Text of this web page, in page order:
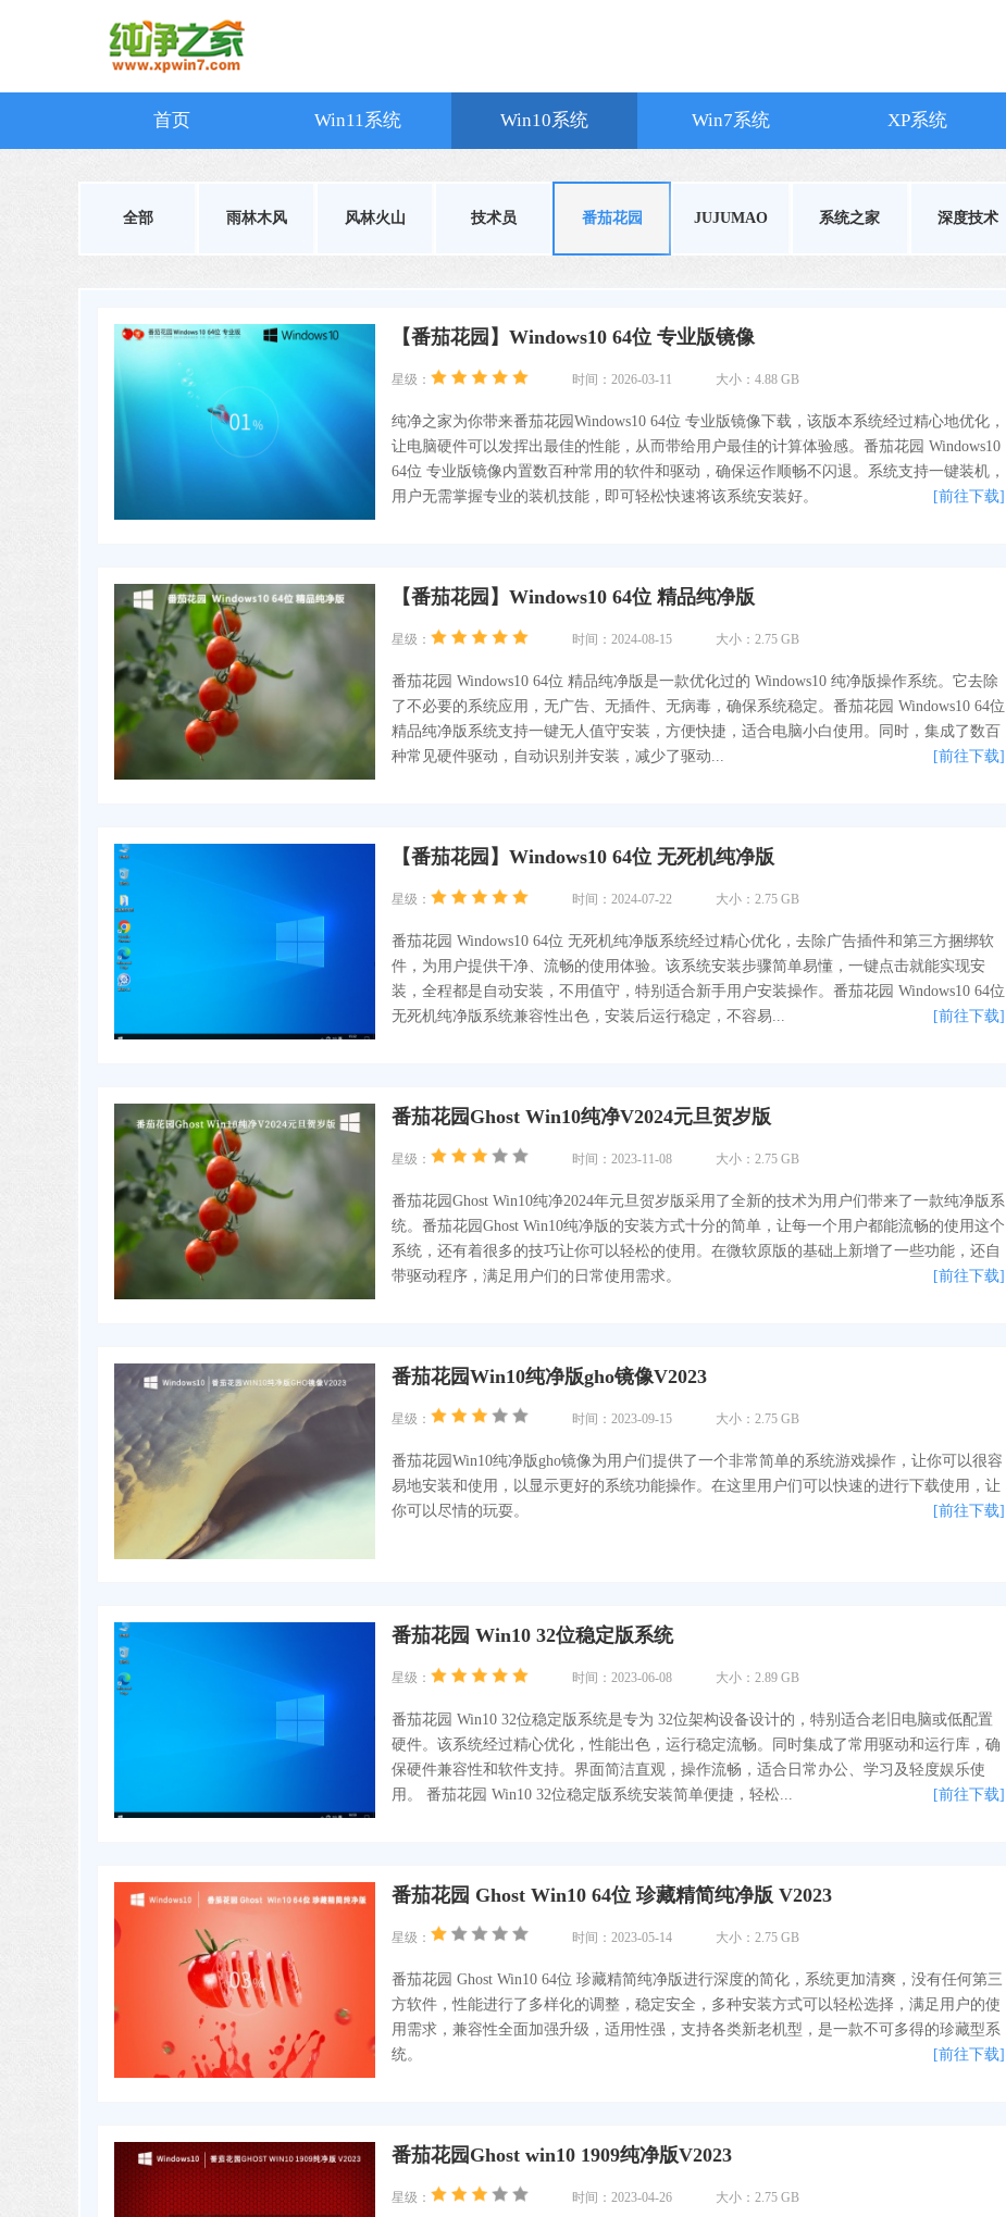
首页 Win11系统 Win10系统 Win7系统 XP系统
全部 雨林木风 风林火山 技术员 番茄花园 JUJUMAO 系统之家 深度技术
【番茄花园】Windows10 64位 专业版镜像
星级： 时间：2026-03-11 大小：4.88 GB
纯净之家为你带来番茄花园Windows10 64位 专业版镜像下载，该版本系统经过精心地优化，
让电脑硬件可以发挥出最佳的性能，从而带给用户最佳的计算体验感。番茄花园 Windows10
64位 专业版镜像内置数百种常用的软件和驱动，确保运作顺畅不闪退。系统支持一键装机，
用户无需掌握专业的装机技能，即可轻松快速将该系统安装好。
[前往下载]
【番茄花园】Windows10 64位 精品纯净版
星级： 时间：2024-08-15 大小：2.75 GB
番茄花园 Windows10 64位 精品纯净版是一款优化过的 Windows10 纯净版操作系统。它去除
了不必要的系统应用，无广告、无插件、无病毒，确保系统稳定。番茄花园 Windows10 64位
精品纯净版系统支持一键无人值守安装，方便快捷，适合电脑小白使用。同时，集成了数百
种常见硬件驱动，自动识别并安装，减少了驱动...
[前往下载]
【番茄花园】Windows10 64位 无死机纯净版
星级： 时间：2024-07-22 大小：2.75 GB
番茄花园 Windows10 64位 无死机纯净版系统经过精心优化，去除广告插件和第三方捆绑软
件，为用户提供干净、流畅的使用体验。该系统安装步骤简单易懂，一键点击就能实现安
装，全程都是自动安装，不用值守，特别适合新手用户安装操作。番茄花园 Windows10 64位
无死机纯净版系统兼容性出色，安装后运行稳定，不容易...
[前往下载]
番茄花园Ghost Win10纯净V2024元旦贺岁版
星级： 时间：2023-11-08 大小：2.75 GB
番茄花园Ghost Win10纯净2024年元旦贺岁版采用了全新的技术为用户们带来了一款纯净版系
统。番茄花园Ghost Win10纯净版的安装方式十分的简单，让每一个用户都能流畅的使用这个
系统，还有着很多的技巧让你可以轻松的使用。在微软原版的基础上新增了一些功能，还自
带驱动程序，满足用户们的日常使用需求。
[前往下载]
番茄花园Win10纯净版gho镜像V2023
星级： 时间：2023-09-15 大小：2.75 GB
番茄花园Win10纯净版gho镜像为用户们提供了一个非常简单的系统游戏操作，让你可以很容
易地安装和使用，以显示更好的系统功能操作。在这里用户们可以快速的进行下载使用，让
你可以尽情的玩耍。
[前往下载]
番茄花园 Win10 32位稳定版系统
星级： 时间：2023-06-08 大小：2.89 GB
番茄花园 Win10 32位稳定版系统是专为 32位架构设备设计的，特别适合老旧电脑或低配置
硬件。该系统经过精心优化，性能出色，运行稳定流畅。同时集成了常用驱动和运行库，确
保硬件兼容性和软件支持。界面简洁直观，操作流畅，适合日常办公、学习及轻度娱乐使
用。 番茄花园 Win10 32位稳定版系统安装简单便捷，轻松...
[前往下载]
番茄花园 Ghost Win10 64位 珍藏精简纯净版 V2023
星级： 时间：2023-05-14 大小：2.75 GB
番茄花园 Ghost Win10 64位 珍藏精简纯净版进行深度的简化，系统更加清爽，没有任何第三
方软件，性能进行了多样化的调整，稳定安全，多种安装方式可以轻松选择，满足用户的使
用需求，兼容性全面加强升级，适用性强，支持各类新老机型，是一款不可多得的珍藏型系
统。
[前往下载]
番茄花园Ghost win10 1909纯净版V2023
星级： 时间：2023-04-26 大小：2.75 GB